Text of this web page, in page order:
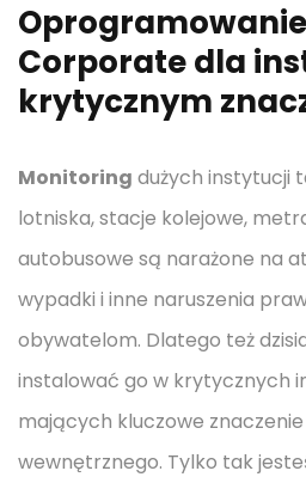
Corporate dla
krytycznym
Monitoring dużych instytucji
lotniska, stacje kolejowe,
autobusowe są narażone na
wypadki i inne naruszenia
obywatelom. Dlatego też
instalować go w krytycznych
mających kluczowe
wewnętrznego. Tylko tak